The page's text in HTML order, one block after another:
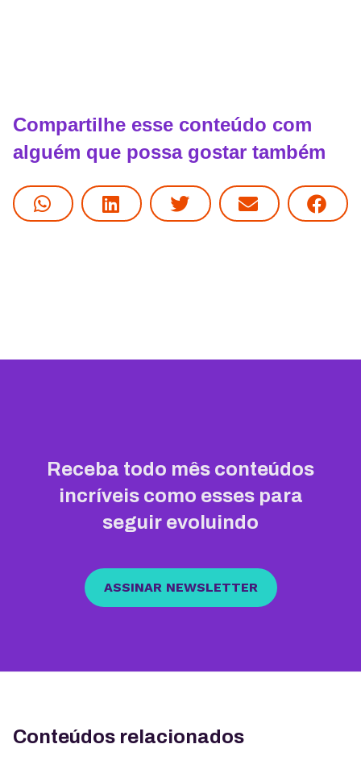
Compartilhe esse conteúdo com
alguém que possa gostar também
Receba todo mês conteúdos
incríveis como esses para
seguir evoluindo
ASSINAR NEWSLETTER
Conteúdos relacionados